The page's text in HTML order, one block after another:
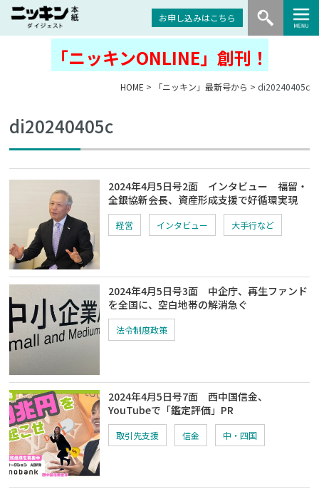
お申し込みはこちら
「ニッキンONLINE」創刊！
HOME > 「ニッキン」最新号から > di20240405c
di20240405c
2024年4月5日号2面 インタビュー 福留・
全銀協新会長、資産形成支援で好循環実現
経営 インタビュー 大手行など
2024年4月5日号3面 中企庁、再生ファンド
を全国に、空白地帯の解消急ぐ
法令制度政策
2024年4月5日号7面 西中国信金、
YouTubeで「鑑定評価」PR
取引先支援 信金 中・四国